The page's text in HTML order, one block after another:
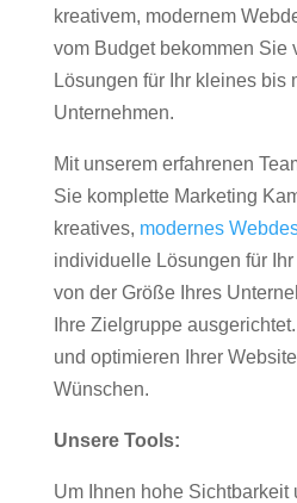
kreativem, modernem
vom Budget bekommen Sie
Lösungen für Ihr kleines bis
Unternehmen.
Mit unserem erfahrenen
Sie komplette Marketing
kreatives, modernes
individuelle Lösungen für
von der Größe Ihres
Ihre Zielgruppe
und optimieren Ihrer
Wünschen.
Unsere Tools:
Um Ihnen hohe Sichtbarkeit